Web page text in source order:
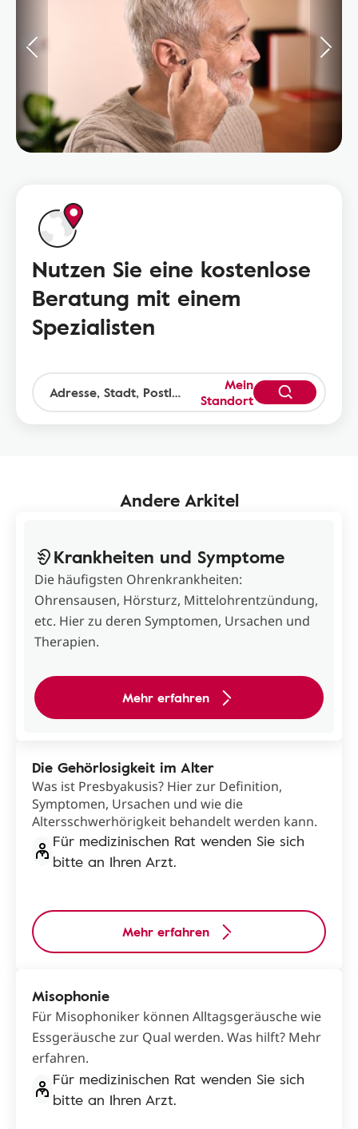
Nutzen Sie eine kostenlose
Beratung mit einem
Spezialisten
Mein
Standort
Andere Arkitel
Krankheiten und Symptome
Die häufigsten Ohrenkrankheiten:
Ohrensausen, Hörsturz, Mittelohrentzündung,
etc. Hier zu deren Symptomen, Ursachen und
Therapien.
Mehr erfahren
Die Gehörlosigkeit im Alter
Was ist Presbyakusis? Hier zur Definition,
Symptomen, Ursachen und wie die
Altersschwerhörigkeit behandelt werden kann.
Für medizinischen Rat wenden Sie sich
bitte an Ihren Arzt.
Mehr erfahren
Misophonie
Für Misophoniker können Alltagsgeräusche wie
Essgeräusche zur Qual werden. Was hilft? Mehr
erfahren.
Für medizinischen Rat wenden Sie sich
bitte an Ihren Arzt.